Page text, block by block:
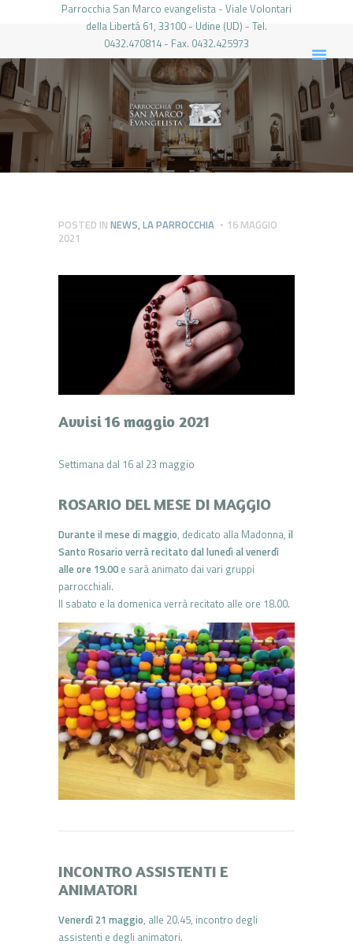
Parrocchia San Marco evangelista - Viale Volontari
della Libertá 61, 33100 - Udine (UD) - Tel.
0432.470814 - Fax. 0432.425973
PARROCCHIA DI SAN MARCO UDINE
HOME
LA PARROCCHIA
IL PARROCO
LE ATTIVITÀ
PIERABECH
FOTO E VIDEO
CONTATTI
POSTED IN NEWS,LA PARROCCHIA
16 MAGGIO
2021
Avvisi 16 maggio 2021
Settimana dal 16 al 23 maggio
ROSARIO DEL MESE DI MAGGIO
Durante il mese di maggio, dedicato alla Madonna, il
Santo Rosario verrà recitato dal lunedì al venerdì
alle ore 19.00 e sarà animato dai vari gruppi
parrocchiali.
Il sabato e la domenica verrà recitato alle ore 18.00.
INCONTRO ASSISTENTI E
ANIMATORI
Venerdì 21 maggio, alle 20.45, incontro degli
assistenti e degli animatori.